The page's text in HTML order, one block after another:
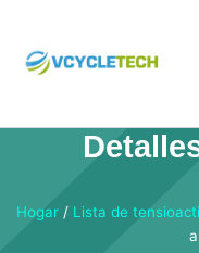
contenido
Hogar/ Lista de